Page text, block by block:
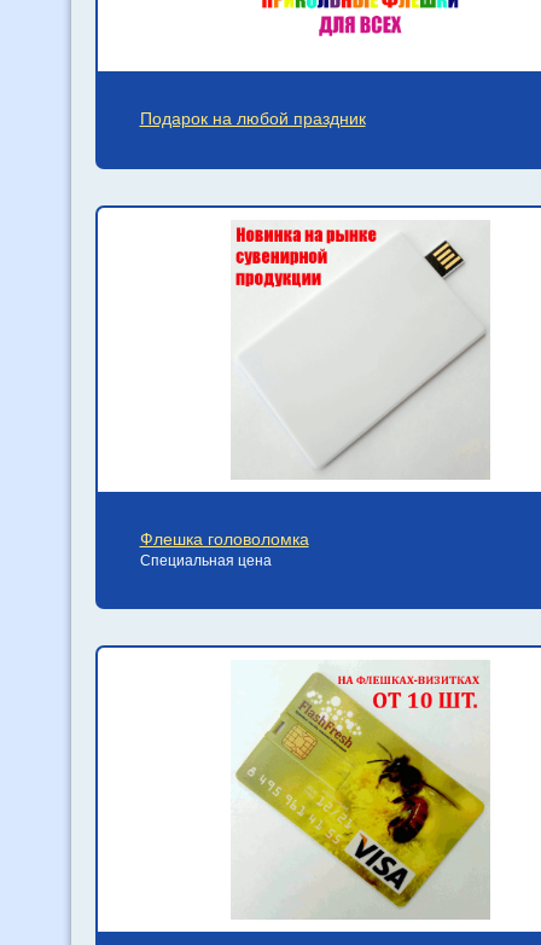
Подарок на любой праздник
Флешка головоломка
Специальная цена